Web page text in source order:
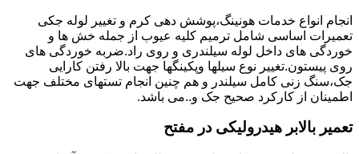
انجام انواع خدمات هونینگ،پوشش دهی کرم و تغییر لوله جکی
تعمیرات اساسی شامل ترمیم کلیه عیوب از جمله خش ها و
خوردگی های داخل لوله سیلندری و روی راد.ضربه خوردگی های
روی پیستون.تغییر نوع سیلها وپکینگها جهت بالا رفتن کارایی
جک،سنگ زنی کامل سیلندر و هم چنین انجام تستهای مختلف جهت
اطمینان از کارکرد صحیح جک و..می باشد.
تعمیر بالابر هیدرولیکی در مفتح